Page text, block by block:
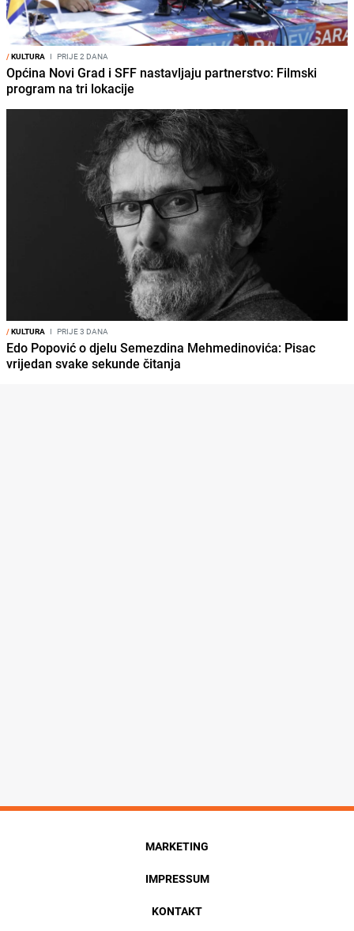
/KULTURA I PRIJE 2 DANA
Općina Novi Grad i SFF nastavljaju partnerstvo: Filmski
program na tri lokacije
/KULTURA I PRIJE 3 DANA
Edo Popović o djelu Semezdina Mehmedinovića: Pisac
vrijedan svake sekunde čitanja
MARKETING
IMPRESSUM
KONTAKT